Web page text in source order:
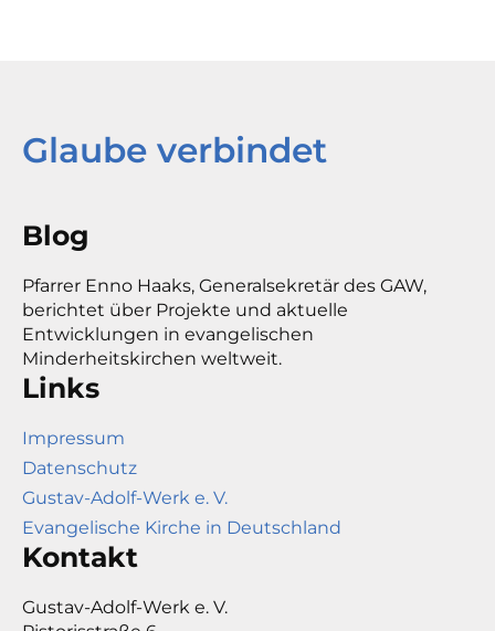
Glaube verbindet
Blog
Pfarrer Enno Haaks, Generalsekretär des GAW,
berichtet über Projekte und aktuelle
Entwicklungen in evangelischen
Minderheitskirchen weltweit.
Links
Impressum
Datenschutz
Gustav-Adolf-Werk e. V.
Evangelische Kirche in Deutschland
Kontakt
Gustav-Adolf-Werk e. V.